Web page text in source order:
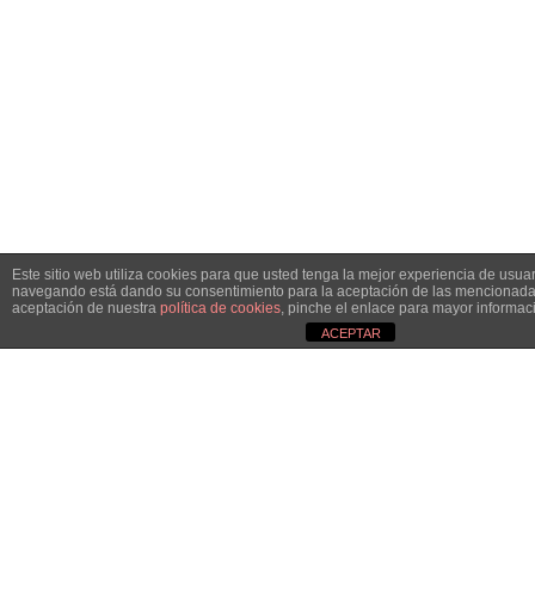
Este sitio web utiliza cookies para que usted tenga la mejor experiencia de
navegando está dando su consentimiento para la aceptación de las
aceptación de nuestra política de cookies, pinche el enlace para mayor
ACEPTAR